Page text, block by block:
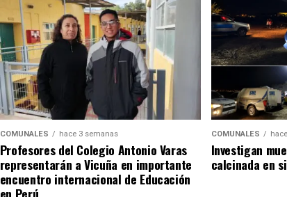
COMUNALES hace 3 semanas
Profesores del Colegio Antonio Varas
representarán a Vicuña en importante
encuentro internacional de Educación
en Perú
COMUNALES
Investigan
calcinada en